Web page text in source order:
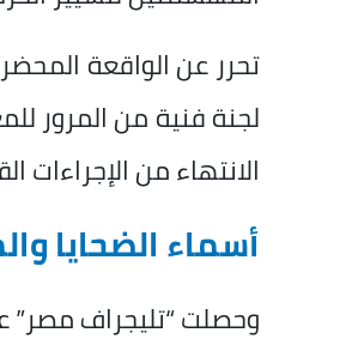
تحرر عن الواقعة المحضر
لجنة فنية من المرور
الانتهاء من الإجراءات
أسماء الضحايا
وحصلت “تليجراف مصر”